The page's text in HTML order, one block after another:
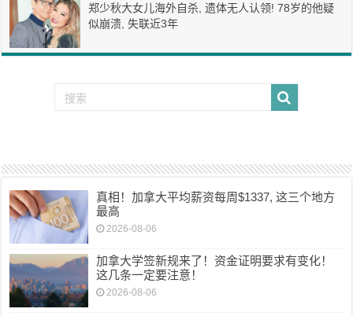
郑少秋大女儿海外自杀, 遗体无人认领! 78岁的他疑
似崩溃, 失联近3年
真相！加拿大平均薪资每周$1337, 这三个地方
最高
2026-08-06
加拿大学签新规来了！资金证明要求有变化！
这几条一定要注意！
2026-08-06